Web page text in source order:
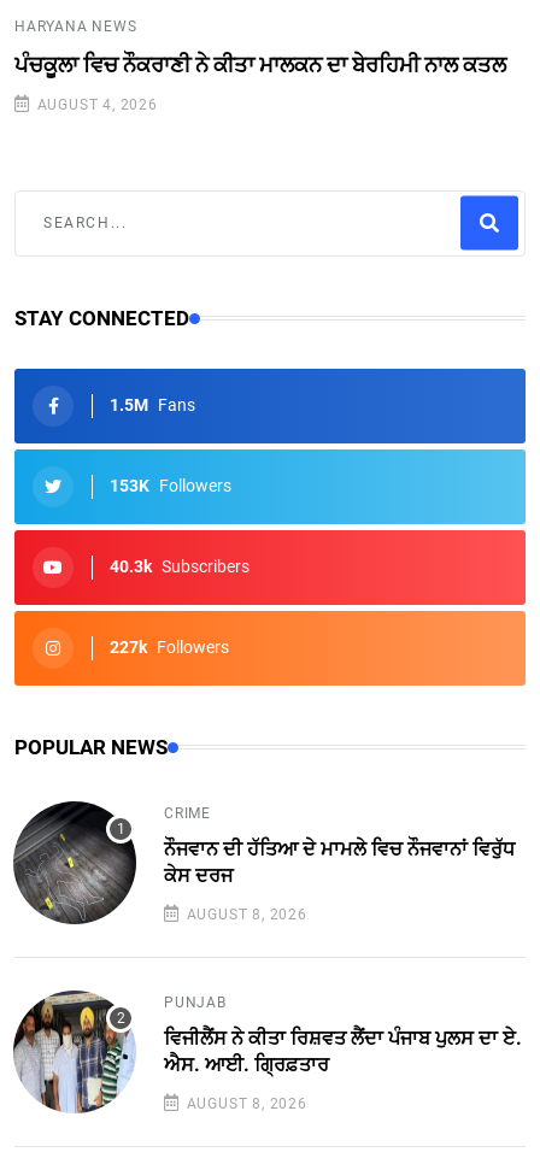
HARYANA NEWS
ਪੰਚਕੂਲਾ ਵਿਚ ਨੌਕਰਾਣੀ ਨੇ ਕੀਤਾ ਮਾਲਕਨ ਦਾ ਬੇਰਹਿਮੀ ਨਾਲ ਕਤਲ
AUGUST 4, 2026
STAY CONNECTED
1.5M Fans
153K Followers
40.3k Subscribers
227k Followers
POPULAR NEWS
CRIME
ਨੌਜਵਾਨ ਦੀ ਹੱਤਿਆ ਦੇ ਮਾਮਲੇ ਵਿਚ ਨੌਜਵਾਨਾਂ ਵਿਰੁੱਧ
ਕੇਸ ਦਰਜ
AUGUST 8, 2026
PUNJAB
ਵਿਜੀਲੈਂਸ ਨੇ ਕੀਤਾ ਰਿਸ਼ਵਤ ਲੈਂਦਾ ਪੰਜਾਬ ਪੁਲਸ ਦਾ ਏ.
ਐਸ. ਆਈ. ਗ੍ਰਿਫ਼ਤਾਰ
AUGUST 8, 2026